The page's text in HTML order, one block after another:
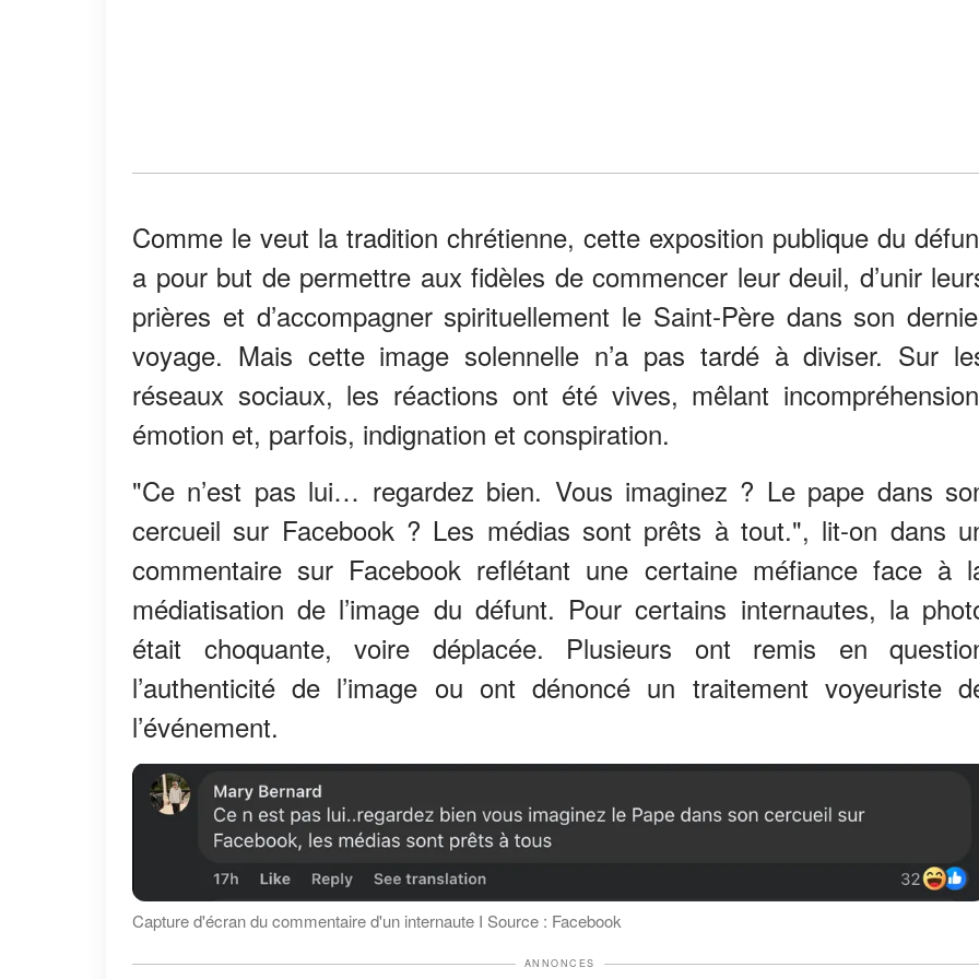
Comme le veut la tradition chrétienne, cette exposition publique du
a pour but de permettre aux fidèles de commencer leur deuil, d’unir
prières et d’accompagner spirituellement le Saint-Père dans son
voyage. Mais cette image solennelle n’a pas tardé à diviser. Sur
réseaux sociaux, les réactions ont été vives, mêlant
émotion et, parfois, indignation et conspiration.
"Ce n’est pas lui… regardez bien. Vous imaginez ? Le pape dans
cercueil sur Facebook ? Les médias sont prêts à tout.", lit-on dans
commentaire sur Facebook reflétant une certaine méfiance face à
médiatisation de l’image du défunt. Pour certains internautes, la
était choquante, voire déplacée. Plusieurs ont remis en
l’authenticité de l’image ou ont dénoncé un traitement voyeuriste
l’événement.
Capture d'écran du commentaire d'un internaute I Source : Facebook
ANNONCES